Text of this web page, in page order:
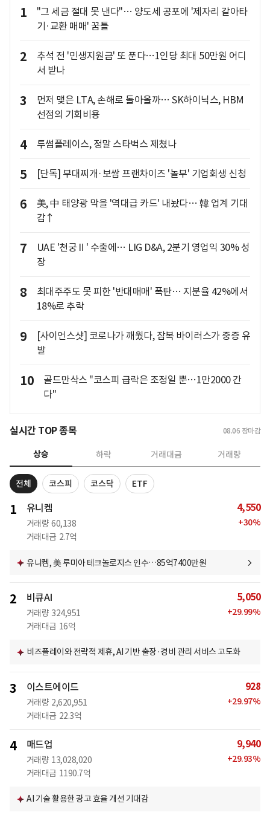
1
"그 세금 절대 못 낸다"… 양도세 공포에 '제자리 갈아타
기·교환 매매' 꿈틀
2
추석 전 '민생지원금' 또 푼다…1인당 최대 50만원 어디
서 받나
3
먼저 맺은 LTA, 손해로 돌아올까… SK하이닉스, HBM
선점의 기회비용
4 투썸플레이스, 정말 스타벅스 제쳤나
5 [단독] 부대찌개·보쌈 프랜차이즈 '놀부' 기업회생 신청
6
美, 中 태양광 막을 '역대급 카드' 내놨다… 韓 업계 기대
감↑
7
UAE '천궁Ⅱ' 수출에… LIG D&A, 2분기 영업익 30% 성
장
8
최대주주도 못 피한 '반대매매' 폭탄… 지분율 42%에서
18%로 추락
9
[사이언스샷] 코로나가 깨웠다, 잠복 바이러스가 중증 유
발
10
골드만삭스 "코스피 급락은 조정일 뿐…1만2000 간
다"
실시간 TOP 종목 08.06 장마감
상승 하락 거래대금 거래량
전체 코스피 코스닥 ETF
1 유니켐
거래량 60,138
거래대금 2.7억
4,550
+30%
유니켐, 美 루미아 테크놀로지스 인수…85억7400만원
2 비큐AI
거래량 324,951
거래대금 16억
5,050
+29.99%
비즈플레이와 전략적 제휴, AI 기반 출장·경비 관리 서비스 고도화
3 이스트에이드
거래량 2,620,951
거래대금 22.3억
928
+29.97%
4 매드업
거래량 13,028,020
거래대금 1190.7억
9,940
+29.93%
AI 기술 활용한 광고 효율 개선 기대감